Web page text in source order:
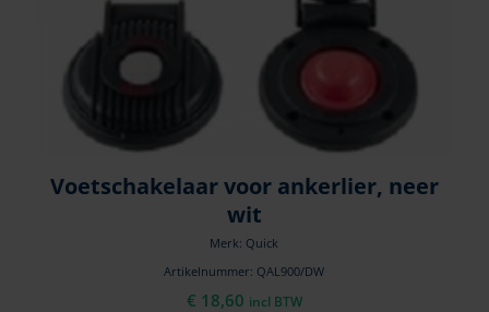
Voetschakelaar voor ankerlier, neer
wit
Merk: Quick
Artikelnummer: QAL900/DW
€ 18,60 incl BTW